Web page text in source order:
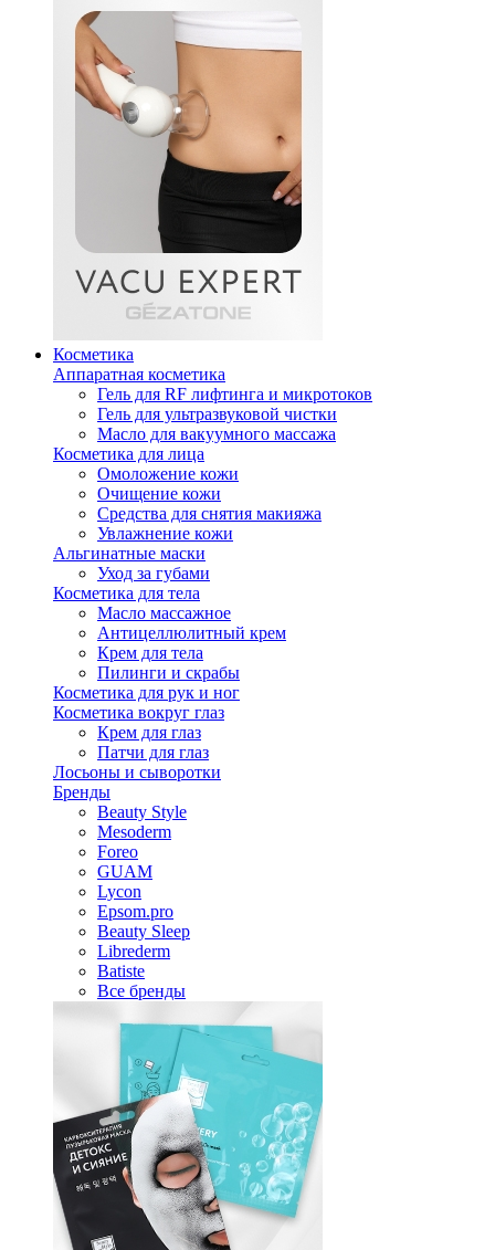
Косметика
Аппаратная косметика
Гель для RF лифтинга и микротоков
Гель для ультразвуковой чистки
Масло для вакуумного массажа
Косметика для лица
Омоложение кожи
Очищение кожи
Средства для снятия макияжа
Увлажнение кожи
Альгинатные маски
Уход за губами
Косметика для тела
Масло массажное
Антицеллюлитный крем
Крем для тела
Пилинги и скрабы
Косметика для рук и ног
Косметика вокруг глаз
Крем для глаз
Патчи для глаз
Лосьоны и сыворотки
Бренды
Beauty Style
Mesoderm
Foreo
GUAM
Lycon
Epsom.pro
Beauty Sleep
Librederm
Batiste
Все бренды